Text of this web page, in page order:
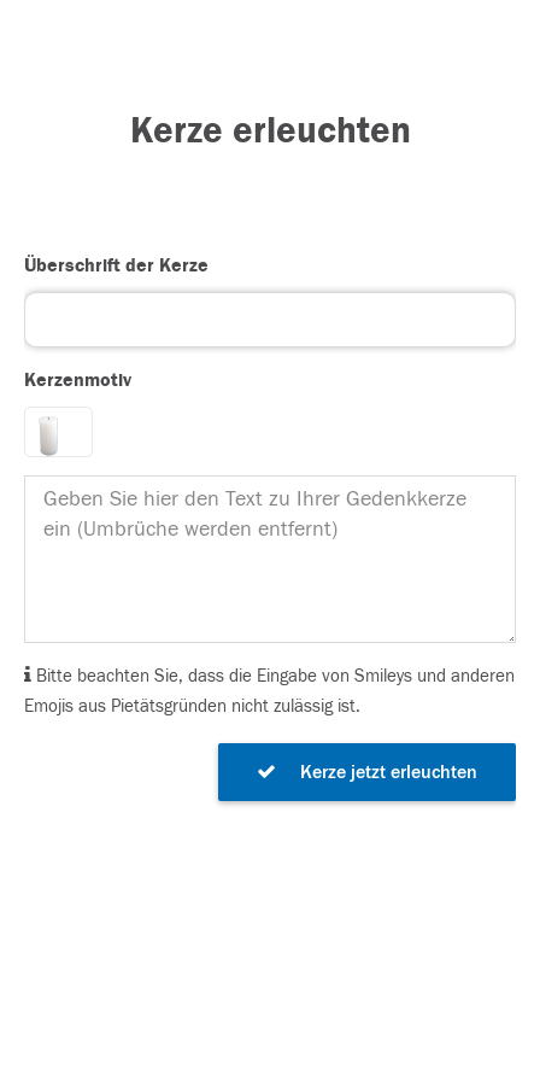
Kerze erleuchten
Überschrift der Kerze
Kerzenmotiv
Bitte beachten Sie, dass die Eingabe von Smileys und anderen
Emojis aus Pietätsgründen nicht zulässig ist.
Kerze jetzt erleuchten